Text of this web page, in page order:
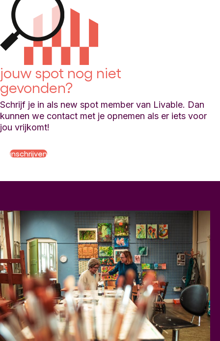
jouw spot nog niet
gevonden?
Schrijf je in als new spot member van Livable. Dan
kunnen we contact met je opnemen als er iets voor
jou vrijkomt!
inschrijven